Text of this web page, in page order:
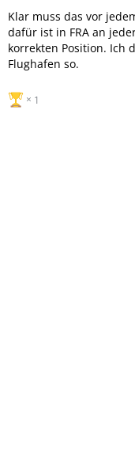
Klar muss das vor
dafür ist in FRA an
korrekten Position. Ich
Flughafen so.
1